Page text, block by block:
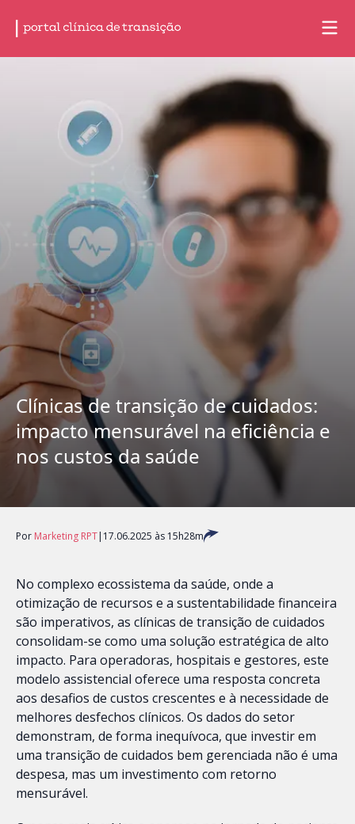
Clínicas de transição de cuidados:
impacto mensurável na eficiência e
nos custos da saúde
Por Marketing RPT| 17.06.2025 às 15h28m
No complexo ecossistema da saúde, onde a
otimização de recursos e a sustentabilidade financeira
são imperativos, as clínicas de transição de cuidados
consolidam-se como uma solução estratégica de alto
impacto. Para operadoras, hospitais e gestores, este
modelo assistencial oferece uma resposta concreta
aos desafios de custos crescentes e à necessidade de
melhores desfechos clínicos. Os dados do setor
demonstram, de forma inequívoca, que investir em
uma transição de cuidados bem gerenciada não é uma
despesa, mas um investimento com retorno
mensurável.